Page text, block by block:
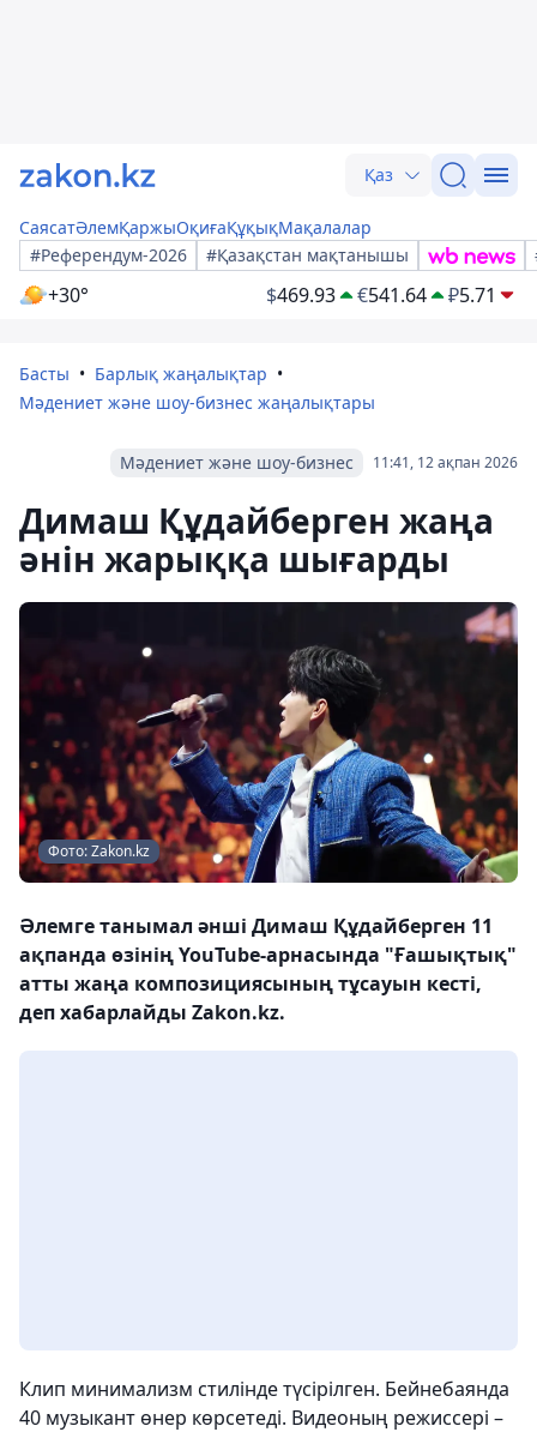
Қаз
СаясатӘлемҚаржыОқиғаҚұқықМақалалар
#Референдум-2026
#Қазақстан мақтанышы
+30° $469.93 €541.64 ₽5.71
Басты
Барлық жаңалықтар
Мәдениет және шоу-бизнес жаңалықтары
11:41, 12 ақпан 2026
Мәдениет және шоу-бизнес
Димаш Құдайберген жаңа
әнін жарыққа шығарды
Фото: Zakon.kz
Әлемге танымал әнші Димаш Құдайберген 11
ақпанда өзінің YouTube-арнасында "Ғашықтық"
атты жаңа композициясының тұсауын кесті,
деп хабарлайды Zakon.kz.
Клип минимализм стилінде түсірілген. Бейнебаянда
40 музыкант өнер көрсетеді. Видеоның режиссері –